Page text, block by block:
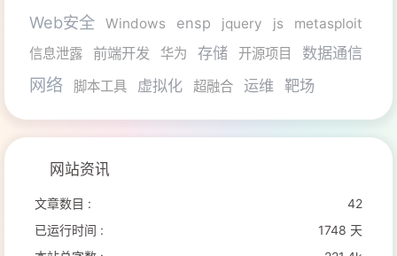
Web安全 Windows ensp jquery js
metasploit
信息泄露
前端开发 华为 存储 开源项目 数据通信
网络 脚本工具 虚拟化 超融合 运维 靶场
网站资讯
文章数目 :
42
已运行时间 :
1748 天